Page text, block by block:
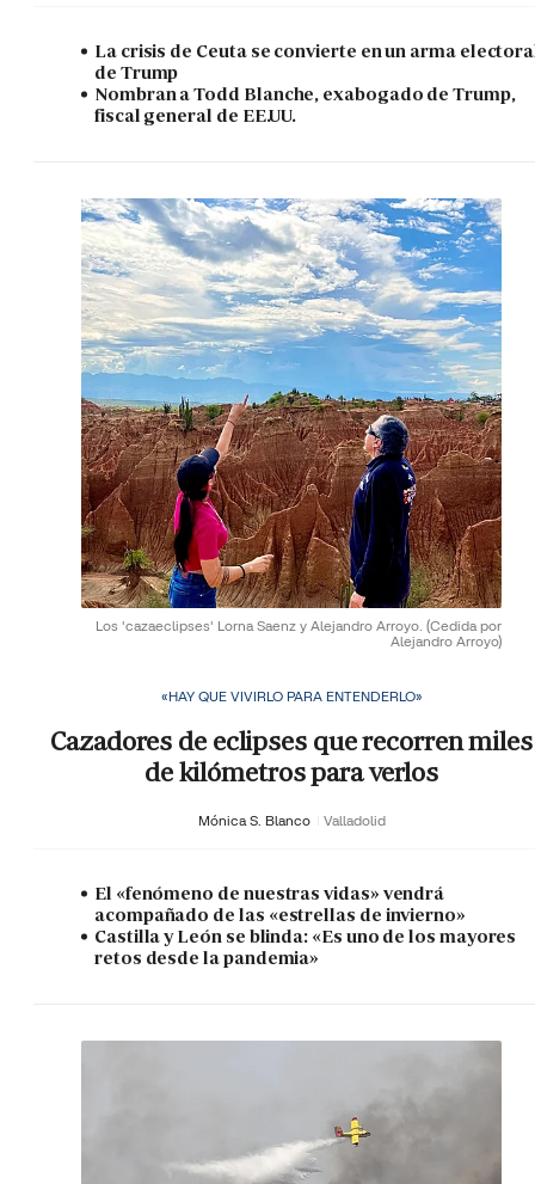
La crisis de Ceuta se convierte en un arma
de Trump
Nombran a Todd Blanche, exabogado de Trump,
fiscal general de EE.UU.
Los 'cazaeclipses' Lorna Saenz y Alejandro Arroyo. (Cedida por
Alejandro Arroyo)
«HAY QUE VIVIRLO PARA ENTENDERLO»
Cazadores de eclipses que recorren miles
de kilómetros para verlos
Mónica S. Blanco Valladolid
El «fenómeno de nuestras vidas» vendrá
acompañado de las «estrellas de invierno»
Castilla y León se blinda: «Es uno de los mayores
retos desde la pandemia»